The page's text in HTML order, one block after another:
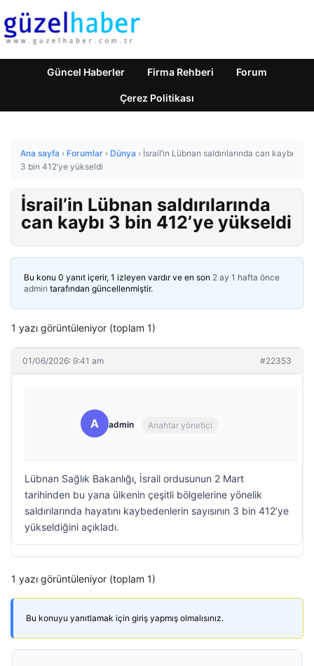
Güncel Haberler Firma Rehberi Forum
Çerez Politikası
Ana sayfa › Forumlar › Dünya › İsrail’in Lübnan saldırılarında can kaybı
3 bin 412’ye yükseldi
İsrail’in Lübnan saldırılarında
can kaybı 3 bin 412’ye yükseldi
Bu konu 0 yanıt içerir, 1 izleyen vardır ve en son 2 ay 1 hafta önce
admin tarafından güncellenmiştir.
1 yazı görüntüleniyor (toplam 1)
01/06/2026: 9:41 am #22353
A admin Anahtar yönetici
Lübnan Sağlık Bakanlığı, İsrail ordusunun 2 Mart
tarihinden bu yana ülkenin çeşitli bölgelerine yönelik
saldırılarında hayatını kaybedenlerin sayısının 3 bin 412’ye
yükseldiğini açıkladı.
1 yazı görüntüleniyor (toplam 1)
Bu konuyu yanıtlamak için giriş yapmış olmalısınız.